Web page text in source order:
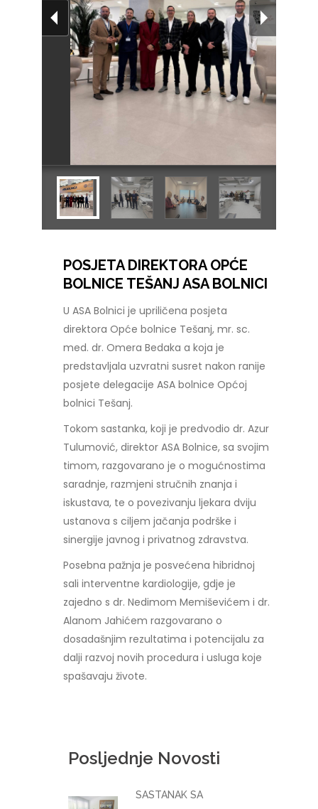
POSJETA DIREKTORA OPĆE
BOLNICE TEŠANJ ASA BOLNICI
U ASA Bolnici je upriličena posjeta
direktora Opće bolnice Tešanj, mr. sc.
med. dr. Omera Bedaka a koja je
predstavljala uzvratni susret nakon ranije
posjete delegacije ASA bolnice Općoj
bolnici Tešanj.
Tokom sastanka, koji je predvodio dr. Azur
Tulumović, direktor ASA Bolnice, sa svojim
timom, razgovarano je o mogućnostima
saradnje, razmjeni stručnih znanja i
iskustava, te o povezivanju ljekara dviju
ustanova s ciljem jačanja podrške i
sinergije javnog i privatnog zdravstva.
Posebna pažnja je posvećena hibridnoj
sali interventne kardiologije, gdje je
zajedno s dr. Nedimom Memiševićem i dr.
Alanom Jahićem razgovarano o
dosadašnjim rezultatima i potencijalu za
dalji razvoj novih procedura i usluga koje
spašavaju živote.
Posljednje Novosti
SASTANAK SA